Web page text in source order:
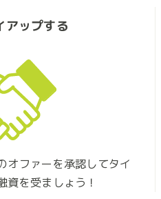
アップする
オファーを承認してタイ
資を受ましょう！